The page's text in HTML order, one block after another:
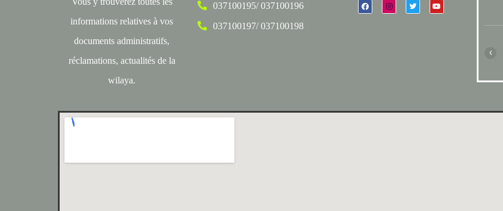
informations relatives à vos
documents administratifs,
réclamations, actualités de la
wilaya.
037100195/ 037100196
037100197/ 037100198
‹